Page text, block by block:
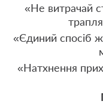
«Не витрачай
«Єдиний спосіб
«Натхнення